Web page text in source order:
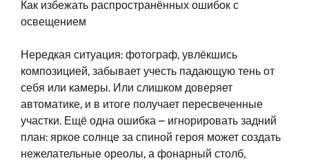
Как избежать распространённых ошибок с
освещением
Нередкая ситуация: фотограф, увлёкшись
композицией, забывает учесть падающую тень от
себя или камеры. Или слишком доверяет
автоматике, и в итоге получает пересвеченные
участки. Ещё одна ошибка – игнорировать задний
план: яркое солнце за спиной героя может создать
нежелательные ореолы, а фонарный столб,